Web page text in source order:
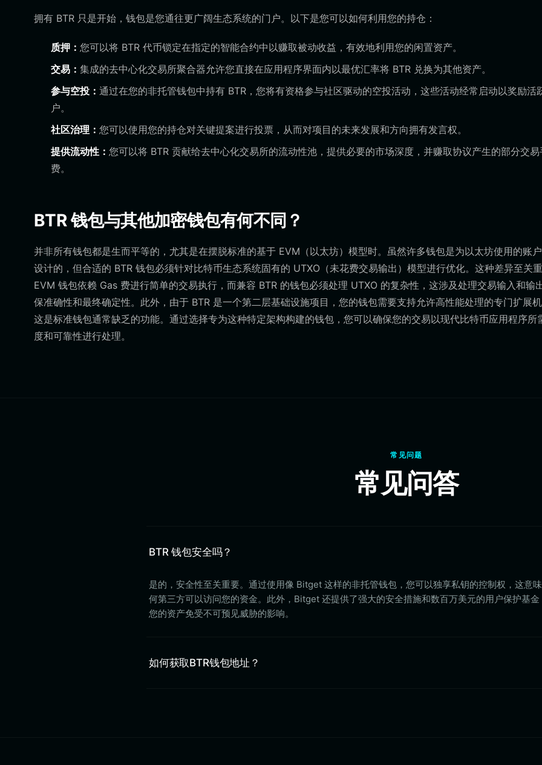
拥有 BTR 只是开始，钱包是您通往更广阔生态系统的门户。以下是您可以如何利用您的持仓：
质押： 您可以将 BTR 代币锁定在指定的智能合约中以赚取被动收益，有效地利用您的闲置资产。
交易： 集成的去中心化交易所聚合器允许您直接在应用程序界面内以最优汇率将 BTR 兑换为其他资产。
参与空投： 通过在您的非托管钱包中持有 BTR，您将有资格参与社区驱动的空投活动，这些活动经常启动以奖励活
户。
社区治理： 您可以使用您的持仓对关键提案进行投票，从而对项目的未来发展和方向拥有发言权。
提供流动性： 您可以将 BTR 贡献给去中心化交易所的流动性池，提供必要的市场深度，并赚取协议产生的部分交易
费。
BTR 钱包与其他加密钱包有何不同？
并非所有钱包都是生而平等的，尤其是在摆脱标准的基于 EVM（以太坊）模型时。虽然许多钱包是为以太坊使用的账
设计的，但合适的 BTR 钱包必须针对比特币生态系统固有的 UTXO（未花费交易输出）模型进行优化。这种差异至关重
EVM 钱包依赖 Gas 费进行简单的交易执行，而兼容 BTR 的钱包必须处理 UTXO 的复杂性，这涉及处理交易输入和输
保准确性和最终确定性。此外，由于 BTR 是一个第二层基础设施项目，您的钱包需要支持允许高性能处理的专门扩展机
这是标准钱包通常缺乏的功能。通过选择专为这种特定架构构建的钱包，您可以确保您的交易以现代比特币应用程序所
度和可靠性进行处理。
常见问题
常见问答
BTR 钱包安全吗？
是的，安全性至关重要。通过使用像 Bitget 这样的非托管钱包，您可以独享私钥的控制权，这意
何第三方可以访问您的资金。此外，Bitget 还提供了强大的安全措施和数百万美元的用户保护基
您的资产免受不可预见威胁的影响。
如何获取BTR钱包地址？